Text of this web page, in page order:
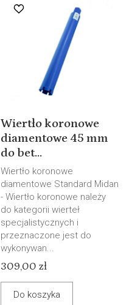
Wiertło koronowe
diamentowe 45 mm
do bet...
Wiertło koronowe
diamentowe Standard Midan
- Wiertło koronowe należy
do kategorii wierteł
specjalistycznych i
przeznaczone jest do
wykonywan...
309,00 zł
Do koszyka